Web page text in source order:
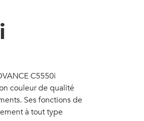
C5550i
couleur de qualité
Ses fonctions de
à tout type